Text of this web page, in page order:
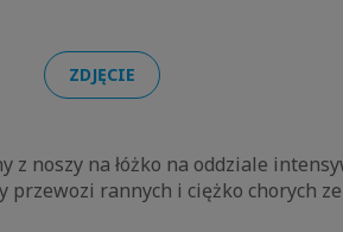
ZDJĘCIE
z noszy na łóżko na oddziale
przewozi rannych i ciężko chorych